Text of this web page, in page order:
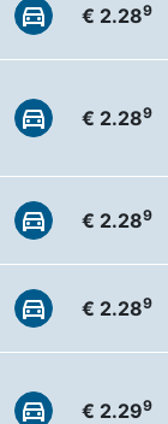
€ 2.289
€ 2.289
€ 2.289
€ 2.289
€ 2.299